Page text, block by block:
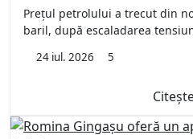
Prețul petrolului a trecut din
baril, după escaladarea
24 iul. 2026 5